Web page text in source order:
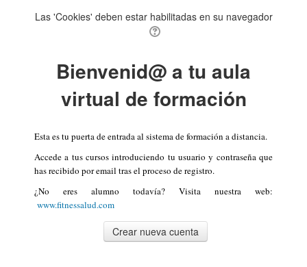
Las 'Cookies' deben estar habilitadas en su navegador
Bienvenid@ a tu aula
virtual de formación
Esta es tu puerta de entrada al sistema de formación a distancia.
Accede a tus cursos introduciendo tu usuario y contraseña que
has recibido por email tras el proceso de registro.
¿No eres alumno todavía? Visita nuestra web:
www.fitnessalud.com